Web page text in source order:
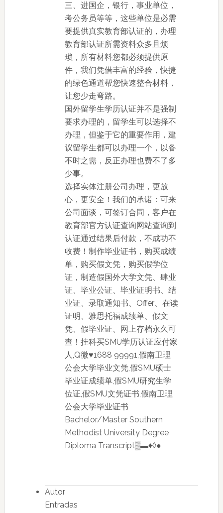
三、进国企，银行，事业单位，
考公务员等等，这些单位是必需
要提供真实教育部认证的，办理
教育部认证所需资料众多且烦
琐，所有材料您都必须提供原
件，我们凭借丰富的经验，快捷
的绿色通道帮您快速整合材料，
让您少走弯路。
国外留学生学历认证并不是强制
要求办理的，留学生可以选择不
办理，但鉴于它的重要作用，建
议留学生都可以办理一个，以备
不时之需，反正办理也费不了多
少事。
选择实体注册公司办理，更放
心，更安全！我们的承诺：可来
公司面谈，可签订合同，客户在
教育部官方认证查询网站查询到
认证通过结果后付款，不成功不
收费！制作毕业证书，购买成绩
单，购买假文凭，购买假学位
证，制造假国外大学文凭、肆业
证、毕业公证、毕业证明书、结
业证、录取通知书、Offer、在读
证明、雅思托福成绩单、假文
凭、假毕业证、网上存档永久可
查！挂科买SMU学历认证应付家
人,Q微♥1688 99991,假南卫理
公会大学毕业文凭,假SMU硕士
毕业证成绩单,假SMU研究生学
位证,假SMU文凭证书,假南卫理
公会大学毕业证书
Bachelor/Master Southern
Methodist University Degree
Diploma Transcript▒▬♦◊●
Autor
Entradas